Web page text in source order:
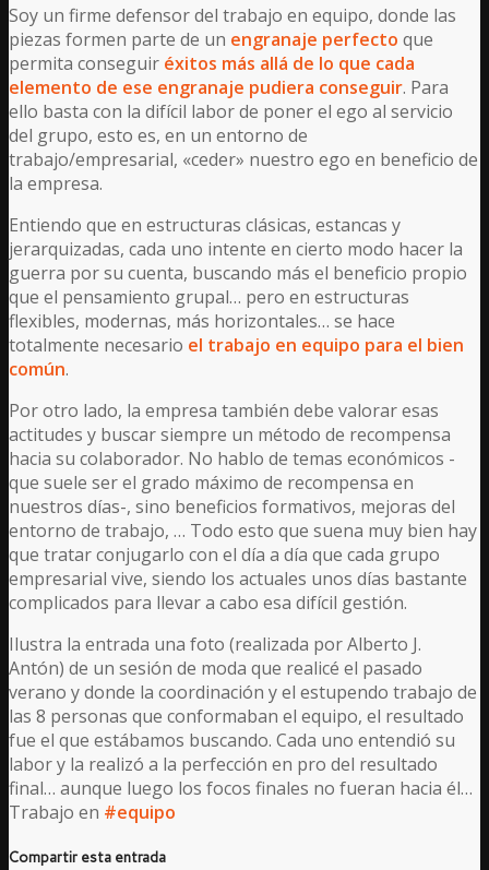
Soy un firme defensor del trabajo en equipo, donde las
piezas formen parte de un engranaje perfecto que
permita conseguir éxitos más allá de lo que cada
elemento de ese engranaje pudiera conseguir. Para
ello basta con la difícil labor de poner el ego al servicio
del grupo, esto es, en un entorno de
trabajo/empresarial, «ceder» nuestro ego en beneficio de
la empresa.
Entiendo que en estructuras clásicas, estancas y
jerarquizadas, cada uno intente en cierto modo hacer la
guerra por su cuenta, buscando más el beneficio propio
que el pensamiento grupal… pero en estructuras
flexibles, modernas, más horizontales… se hace
totalmente necesario el trabajo en equipo para el bien
común.
Por otro lado, la empresa también debe valorar esas
actitudes y buscar siempre un método de recompensa
hacia su colaborador. No hablo de temas económicos -
que suele ser el grado máximo de recompensa en
nuestros días-, sino beneficios formativos, mejoras del
entorno de trabajo, … Todo esto que suena muy bien hay
que tratar conjugarlo con el día a día que cada grupo
empresarial vive, siendo los actuales unos días bastante
complicados para llevar a cabo esa difícil gestión.
Ilustra la entrada una foto (realizada por Alberto J.
Antón) de un sesión de moda que realicé el pasado
verano y donde la coordinación y el estupendo trabajo de
las 8 personas que conformaban el equipo, el resultado
fue el que estábamos buscando. Cada uno entendió su
labor y la realizó a la perfección en pro del resultado
final… aunque luego los focos finales no fueran hacia él…
Trabajo en #equipo
Compartir esta entrada